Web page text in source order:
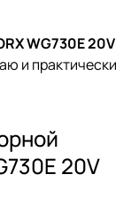
WG730E 20V
и практически
20V